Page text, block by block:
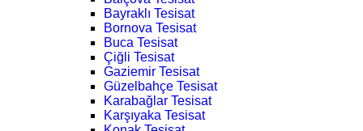
Bayraklı Tesisat
Bornova Tesisat
Buca Tesisat
Çiğli Tesisat
Gaziemir Tesisat
Güzelbahçe Tesisat
Karabağlar Tesisat
Karşıyaka Tesisat